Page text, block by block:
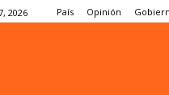
2026 País Opinión